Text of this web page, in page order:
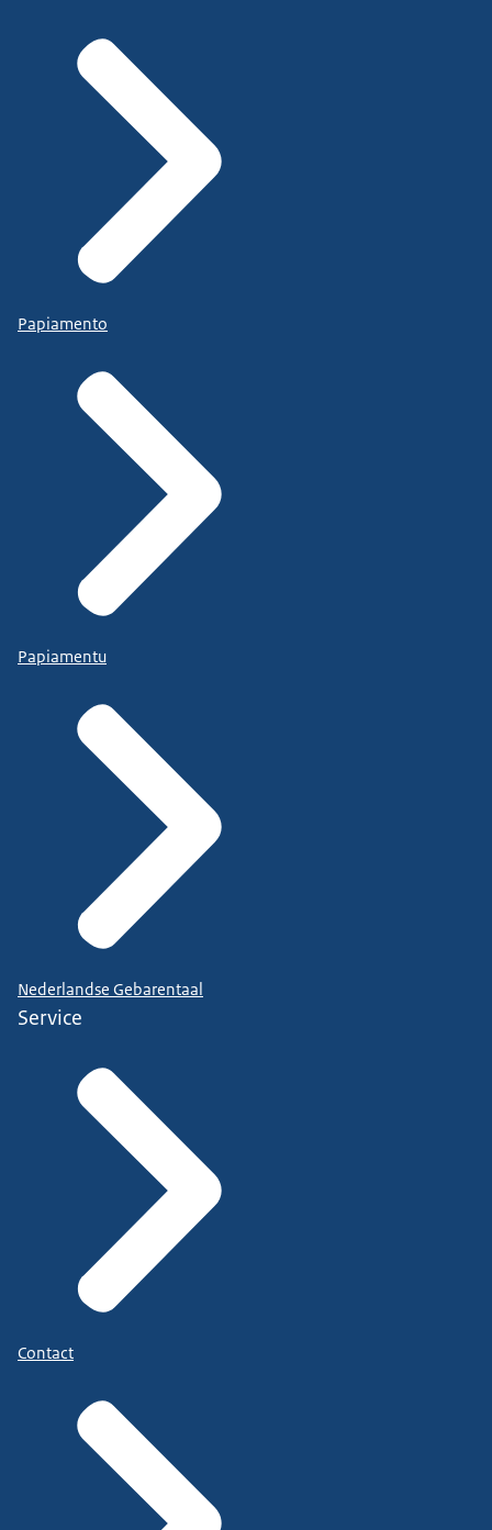
Papiamento
Papiamentu
Nederlandse Gebarentaal
Service
Contact